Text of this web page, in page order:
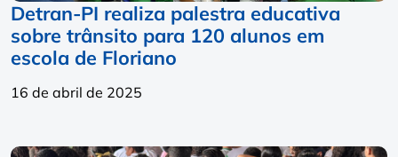
Detran-PI realiza palestra educativa
sobre trânsito para 120 alunos em
escola de Floriano
16 de abril de 2025